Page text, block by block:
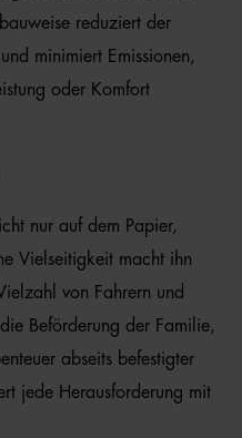
reduziert der
minimiert Emissionen,
oder Komfort
nur auf dem Papier,
Vielseitigkeit macht ihn
von Fahrern und
Beförderung der Familie,
abseits befestigter
jede Herausforderung mit